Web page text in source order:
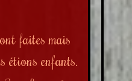
faites mais
étions enfants.